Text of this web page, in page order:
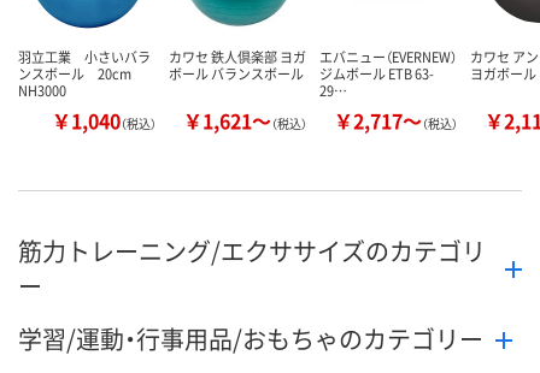
羽立工業 小さいバラ
ンスボール 20cm
NH3000
￥1,040（税込）
カワセ 鉄人倶楽部 ヨガ
ボール バランスボール
￥1,621～（税込）
エバニュー（EVERNEW）
ジムボール ETB 63-
29…
￥2,717～（税込）
カワセ ア
ヨガボール
￥
筋力トレーニング/エクササイズのカテゴリ
ー
学習/運動・行事用品/おもちゃのカテゴリー